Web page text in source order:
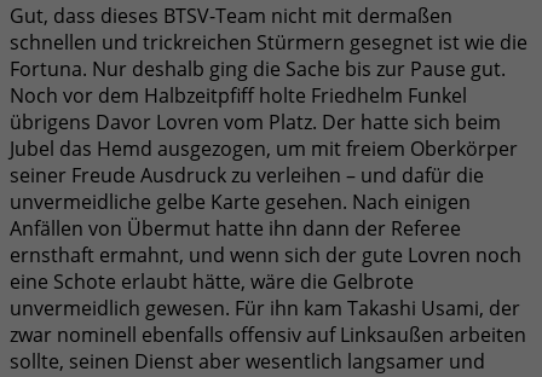
Gut, dass dieses BTSV-Team nicht mit dermaßen
schnellen und trickreichen Stürmern gesegnet ist wie die
Fortuna. Nur deshalb ging die Sache bis zur Pause gut.
Noch vor dem Halbzeitpfiff holte Friedhelm Funkel
übrigens Davor Lovren vom Platz. Der hatte sich beim
Jubel das Hemd ausgezogen, um mit freiem Oberkörper
seiner Freude Ausdruck zu verleihen – und dafür die
unvermeidliche gelbe Karte gesehen. Nach einigen
Anfällen von Übermut hatte ihn dann der Referee
ernsthaft ermahnt, und wenn sich der gute Lovren noch
eine Schote erlaubt hätte, wäre die Gelbrote
unvermeidlich gewesen. Für ihn kam Takashi Usami, der
zwar nominell ebenfalls offensiv auf Linksaußen arbeiten
sollte, seinen Dienst aber wesentlich langsamer und